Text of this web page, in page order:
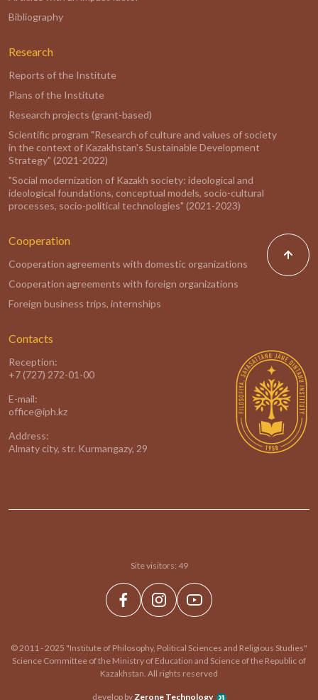
Bibliography
Research
Reports of the Institute
Plans of the Institute
Research projects (grant-based)
Scientific program "Research of culture and values of society
in the context of Kazakhstan's Sustainable Development
Strategy" (2021-2022)
"Social modernization of Kazakh society: ideological and
ideological foundations, conceptual models, socio-cultural
processes, socio-political technologies" (2021-2023)
Cooperation
Cooperation agreements with domestic organizations
Cooperation agreements with foreign organizations
Foreign business trips, internships
Contacts
Reception:
+7 (727) 272-01-00
E-mail:
office@iph.kz
Address:
Almaty city, str. Kurmangazy, 29
Site visitors: 49
© 2011 - 2025 "Institute of Philosophy, Political Sciences and Religious Studies"
Science Committee of the Ministry of Education and Science of the Republic of
Kazakhstan. All rights reserved
develop byZerone Technology